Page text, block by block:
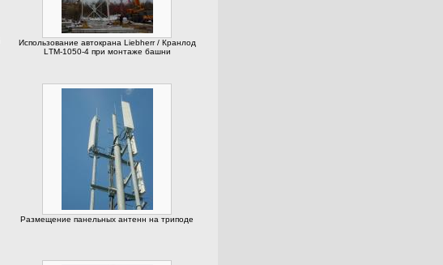
Использование автокрана Liebherr / Кранлод
LТМ-1050-4 при монтаже башни
Размещение панельных антенн на триподе